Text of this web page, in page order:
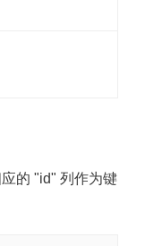
的 "id" 列作为键